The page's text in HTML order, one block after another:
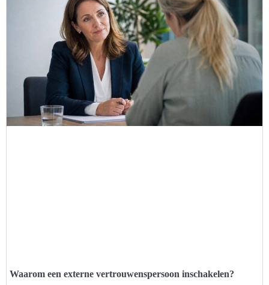
Waarom een externe vertrouwenspersoon inschakelen?